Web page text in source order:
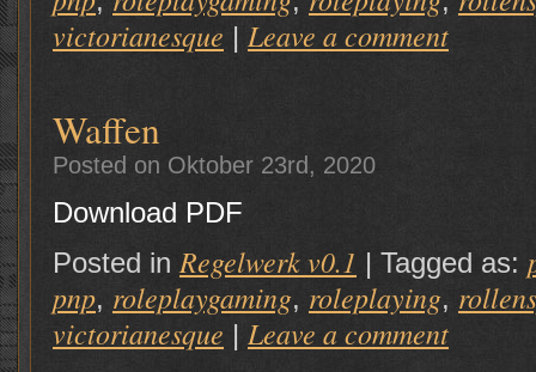
victorianesque | Leave a comment
Waffen
Posted on Oktober 23rd, 2020
Download PDF
Posted in Regelwerk v0.1 | Tagged as:
pnp, roleplaygaming, roleplaying,
victorianesque | Leave a comment